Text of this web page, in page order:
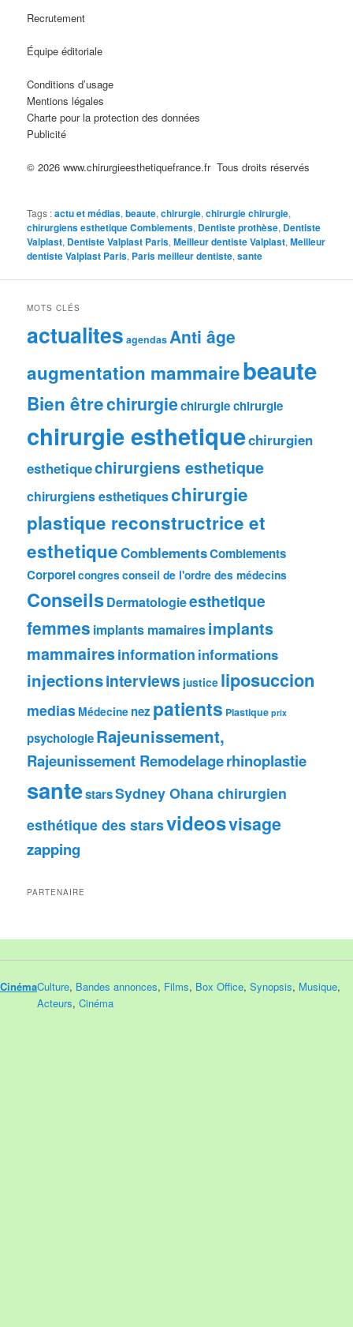
Recrutement
Équipe éditoriale
Conditions d’usage
Mentions légales
Charte pour la protection des données
Publicité
© 2026 www.chirurgieesthetiquefrance.fr Tous droits réservés
Tags :actu et médias,beaute,chirurgie,chirurgie chirurgie,
chirurgiens esthetique Comblements, Dentiste prothèse, Dentiste
Valplast, Dentiste Valplast Paris,Meilleur dentiste Valplast,Meilleur
dentiste Valplast Paris, Paris meilleur dentiste,sante
MOTS CLÉS
actualites agendas Anti âge
augmentation mammairebeaute
Bien êtrechirurgiechirurgie chirurgie
chirurgie esthetiquechirurgien
esthetiquechirurgiens esthetique
chirurgiens esthetiqueschirurgie
plastique reconstructrice et
esthetiqueComblementsComblements
Corporelcongresconseil de l'ordre des médecins
ConseilsDermatologieesthetique
femmes implants mamairesimplants
mammairesinformation informations
injectionsinterviews justice liposuccion
medias Médecine nez patients Plastique prix
psychologieRajeunissement,
Rajeunissement Remodelagerhinoplastie
santestarsSydney Ohana chirurgien
esthétique des starsvideosvisage
zapping
PARTENAIRE
CinémaCulture, Bandes annonces, Films, Box Office, Synopsis, Musique,
Acteurs, Cinéma